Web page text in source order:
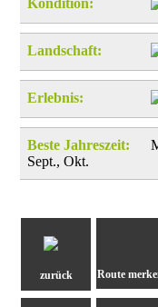
Kondition:
Landschaft:
Erlebnis:
Beste Jahreszeit:
Sept., Okt.
zurück